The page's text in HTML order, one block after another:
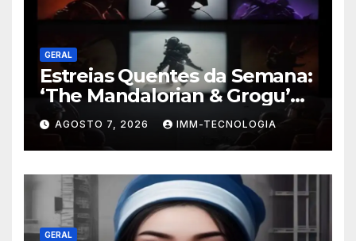
GERAL
Estreias Quentes da Semana:
‘The Mandalorian & Grogu’
Anunciado e Outros
Lançamentos Imperdíveis!
AGOSTO 7, 2026 IMM-TECNOLOGIA
GERAL